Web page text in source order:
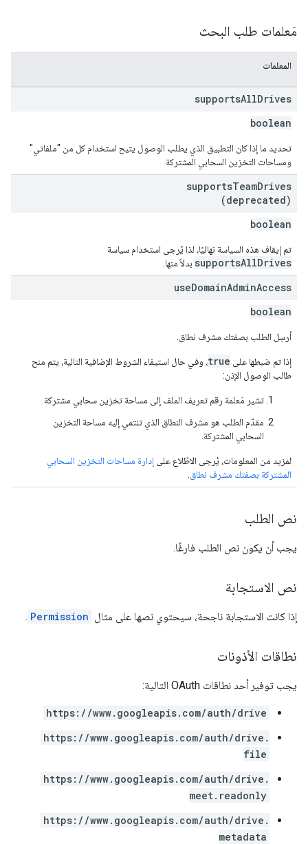
مَعلمات طلب البحث
المعلمات
supportsAllDrives
boolean
تحديد ما إذا كان التطبيق الذي يطلب الوصول يتيح استخدام كل من "ملفاتي"
ومساحات التخزين السحابي المشتركة
supportsTeamDrives
(deprecated)
boolean
تم إيقاف هذه السياسة نهائيًا، لذا يُرجى استخدام سياسة
supportsAllDrives بدلاً منها.
useDomainAdminAccess
boolean
أرسِل الطلب بصفتك مشرف نطاق.
إذا تم ضبطها على true، وفي حال استيفاء الشروط الإضافية التالية، يتم منح
طالب الوصول الإذن:
تشير مَعلمة رقم تعريف الملف إلى مساحة تخزين سحابي مشتركة.
مقدّم الطلب هو مشرف النطاق الذي تنتمي إليه مساحة التخزين
السحابي المشتركة.
لمزيد من المعلومات، يُرجى الاطّلاع على إدارة مساحات التخزين السحابي
المشتركة بصفتك مشرف نطاق
نص الطلب
يجب أن يكون نص الطلب فارغًا.
نص الاستجابة
إذا كانت الاستجابة ناجحة، سيحتوي نصها على مثال Permission
.
نطاقات الأذونات
يجب توفير أحد نطاقات OAuth التالية:
https://www.googleapis.com/auth/drive
https://www.googleapis.com/auth/drive.
file
https://www.googleapis.com/auth/drive.
meet.readonly
https://www.googleapis.com/auth/drive.
metadata